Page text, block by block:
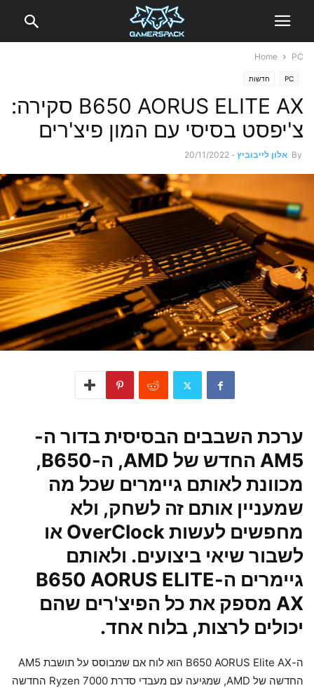
Home PC
PC חדשות
B650 AORUS ELITE AX סקירה:
צ'יפסט בסיסי עם המון פיצ'רים
By אלון לייבוביץ -
20/11/2022
ערכת השבבים הבסיסית בדור ה-
AM5 החדש של AMD, ה-B650,
מכוונת לאותם גיימרים שכל מה
שמעניין אותם זה לשחק, ולא
מחפשים לעשות OverClock או
לשבור שיאי ביצועים. ולאותם
גיימרים ה-B650 AORUS ELITE
AX מספק את כל הפיצ'רים שהם
יכולים לרצות, בלוח אחד.
ה-B650 AORUS Elite AX הוא לוח אם שמבוסס על תושבת AM5
החדשה של AMD, שמגיעה עם מעבדי סדרת Ryzen 7000 החדשה